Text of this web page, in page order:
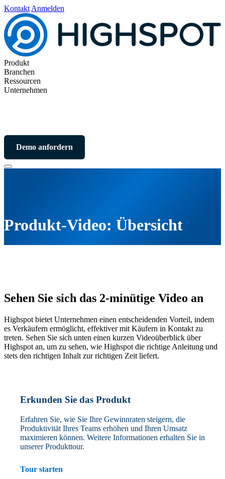
Kontakt Anmelden
Produkt
Branchen
Ressourcen
Unternehmen
Demo anfordern
Produkt-Video: Übersicht
Sehen Sie sich das 2-minütige Video an
Highspot bietet Unternehmen einen entscheidenden Vorteil, indem
es Verkäufern ermöglicht, effektiver mit Käufern in Kontakt zu
treten. Sehen Sie sich unten einen kurzen Videoüberblick über
Highspot an, um zu sehen, wie Highspot die richtige Anleitung und
stets den richtigen Inhalt zur richtigen Zeit liefert.
Erkunden Sie das Produkt
Erfahren Sie, wie Sie Ihre Gewinnraten steigern, die
Produktivität Ihres Teams erhöhen und Ihren Umsatz
maximieren können. Weitere Informationen erhalten Sie in
unserer Produkttour.
Tour starten